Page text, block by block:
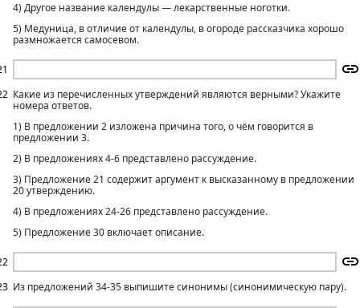
4) Другое название календулы — лекарственные ноготки.
5) Медуница, в отличие от календулы, в огороде рассказчика хорошо
размножается самосевом.
Какие из перечисленных утверждений являются верными? Укажите
номера ответов.
1) В предложении 2 изложена причина того, о чём говорится в
предложении 3.
2) В предложениях 4-6 представлено рассуждение.
3) Предложение 21 содержит аргумент к высказанному в предложении
20 утверждению.
4) В предложениях 24-26 представлено рассуждение.
5) Предложение 30 включает описание.
Из предложений 34-35 выпишите синонимы (синонимическую пару).